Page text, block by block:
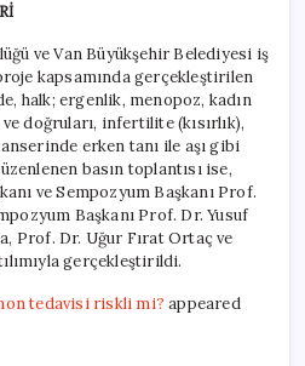
ve Van Büyükşehir Belediyesi iş
kapsamında gerçekleştirilen
halk; ergenlik, menopoz, kadın
doğruları, infertilite (kısırlık),
erken tanı ile aşı gibi
basın toplantısı ise,
ve Sempozyum Başkanı Prof.
Başkanı Prof. Dr. Yusuf
Prof. Dr. Uğur Fırat Ortaç ve
gerçekleştirildi.
tedavisi riskli mi? appeared